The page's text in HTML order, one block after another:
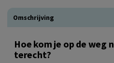
Omschrijving
Hoe kom je op de weg
terecht?